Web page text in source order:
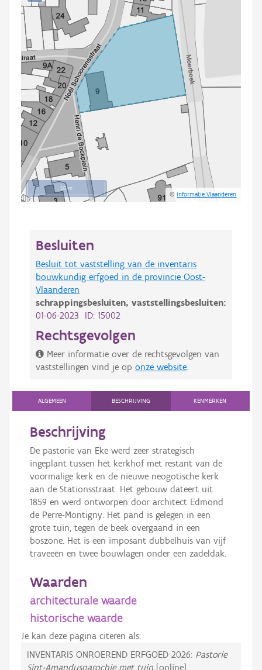
50 m
©Informatie Vlaanderen
Besluiten
Besluit tot vaststelling van de inventaris
bouwkundig erfgoed in de provincie Oost-
Vlaanderen
schrappingsbesluiten, vaststellingsbesluiten:
01-06-2023 ID: 15002
Rechtsgevolgen
Meer informatie over de rechtsgevolgen van
vaststellingen vind je op onze website
ALGEMEEN BESCHRIJVING KENMERKEN
Beschrijving
De pastorie van Eke werd zeer strategisch
ingeplant tussen het kerkhof met restant van de
voormalige kerk en de nieuwe neogotische kerk
aan de Stationsstraat. Het gebouw dateert uit
1859 en werd ontworpen door architect Edmond
de Perre-Montigny. Het pand is gelegen in een
grote tuin, tegen de beek overgaand in een
boszone. Het is een imposant dubbelhuis van vijf
traveeën en twee bouwlagen onder een zadeldak.
Waarden
architecturale waarde
historische waarde
Je kan deze pagina citeren als:
INVENTARIS ONROEREND ERFGOED 2026: Pastorie
Sint-Amandusparochie met tuin [online],